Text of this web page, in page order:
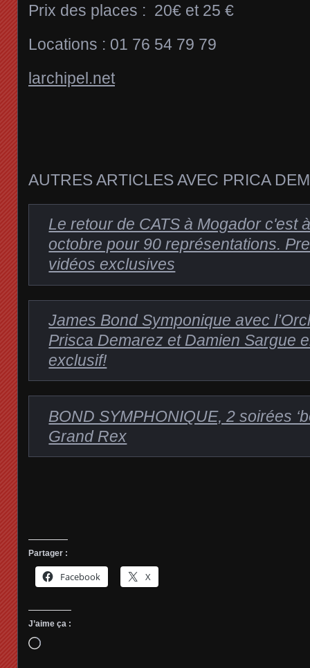
Prix des places : 20€ et 25 €
Locations : 01 76 54 79 79
larchipel.net
AUTRES ARTICLES AVEC PRICA
Le retour de CATS à Mogador c'est
octobre pour 90 représentations.
vidéos exclusives
James Bond Symponique avec
Prisca Demarez et Damien Sargue
exclusif!
BOND SYMPHONIQUE, 2 soirées
Grand Rex
Partager :
Facebook X
J’aime ça :
Chargement…